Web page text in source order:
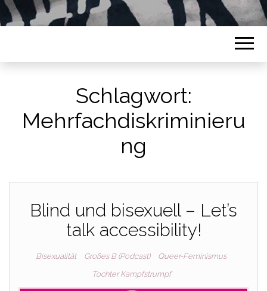
Schlagwort:
Mehrfachdiskriminieru
ng
Blind und bisexuell – Let’s
talk accessibility!
Bisexualität Großes B (Podcast)
Queer-Feminismus
Tochter Kampfstrumpf